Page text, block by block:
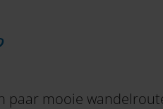
paar mooie